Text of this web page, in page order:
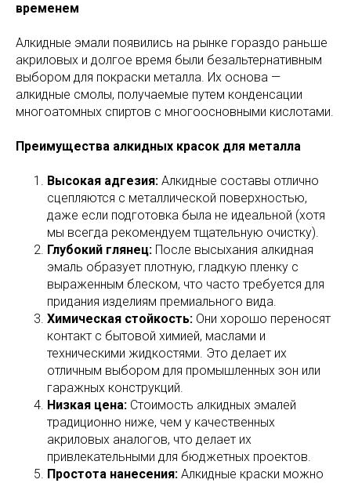
временем
Алкидные эмали появились на рынке гораздо раньше
акриловых и долгое время были безальтернативным
выбором для покраски металла. Их основа —
алкидные смолы, получаемые путем конденсации
многоатомных спиртов с многоосновными кислотами.
Преимущества алкидных красок для металла
Высокая адгезия: Алкидные составы отлично
сцепляются с металлической поверхностью,
даже если подготовка была не идеальной (хотя
мы всегда рекомендуем тщательную очистку).
Глубокий глянец: После высыхания алкидная
эмаль образует плотную, гладкую пленку с
выраженным блеском, что часто требуется для
придания изделиям премиального вида.
Химическая стойкость: Они хорошо переносят
контакт с бытовой химией, маслами и
техническими жидкостями. Это делает их
отличным выбором для промышленных зон или
гаражных конструкций.
Низкая цена: Стоимость алкидных эмалей
традиционно ниже, чем у качественных
акриловых аналогов, что делает их
привлекательными для бюджетных проектов.
Простота нанесения: Алкидные краски можно